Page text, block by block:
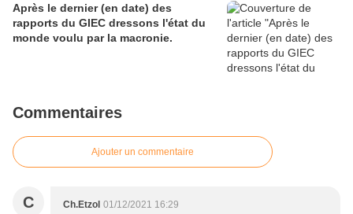
Après le dernier (en date) des
rapports du GIEC dressons l'état du
monde voulu par la macronie.
Commentaires
Ajouter un commentaire
C Ch.Etzol 01/12/2021 16:29